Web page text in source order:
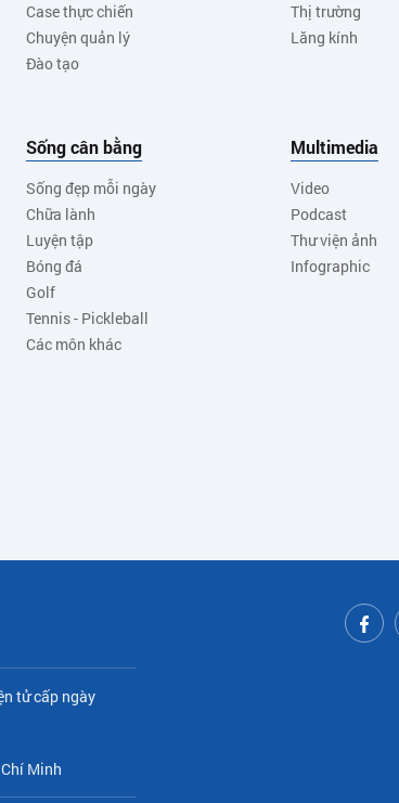
Case thực chiến
Chuyện quản lý
Đào tạo
Thị trường
Lăng kính
Sống cân bằng
Sống đẹp mỗi ngày
Chữa lành
Luyện tập
Bóng đá
Golf
Tennis - Pickleball
Các môn khác
Multimedia
Video
Podcast
Thư viện ảnh
Infographic
tử cấp ngày
Minh